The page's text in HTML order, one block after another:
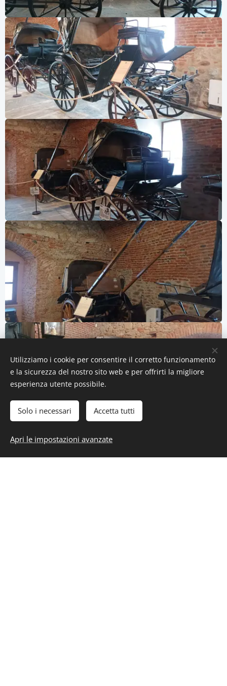
Utilizziamo i cookie per consentire il corretto funzionamento
e la sicurezza del nostro sito web e per offrirti la migliore
esperienza utente possibile.
Solo i necessari Accetta tutti
Apri le impostazioni avanzate